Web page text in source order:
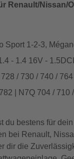
Renault/Nissan/
1-2-3,
- 1.4 16V -
/ 730 / 740 /
| N7Q 704 / 710
du bestens für
bei Renault,
dir die